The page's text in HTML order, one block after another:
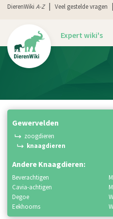
DierenWiki A-Z Veel gestelde vragen
Expert wiki's
gewervelden
zoogdieren
knaagdieren
Andere Knaagdieren:
beverachtigen
cavia-achtigen
degoe
eekhoorns